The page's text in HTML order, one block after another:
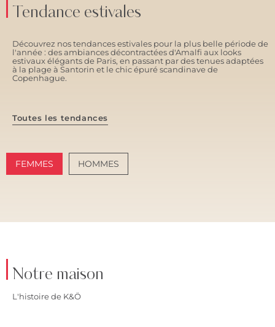
Tendance estivales
Découvrez nos tendances estivales pour la plus belle période de
l'année : des ambiances décontractées d'Amalfi aux looks
estivaux élégants de Paris, en passant par des tenues adaptées
à la plage à Santorin et le chic épuré scandinave de
Copenhague.
Toutes les tendances
FEMMES HOMMES
Notre maison
L'histoire de K&Ö